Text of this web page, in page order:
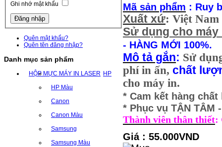
Ghi nhớ mật khẩu
Quên mật khẩu?
Quên tên đăng nhập?
Danh mục sản phẩm
HỘP MỰC MÁY IN LASER HP
HP Màu
Canon
Canon Màu
Samsung
Samsung Màu
Mã sản phẩm : Ruy
Xuất xứ: Việt Nam
Sử dụng cho máy
- HÀNG MỚI 100%.
Mô tả gắn: Sử
phí in ấn, chất
cho máy in.
* Cam kết hàng
* Phục vụ TẬN TÂM
Thành viên thân thiết:
Giá : 55.000VND